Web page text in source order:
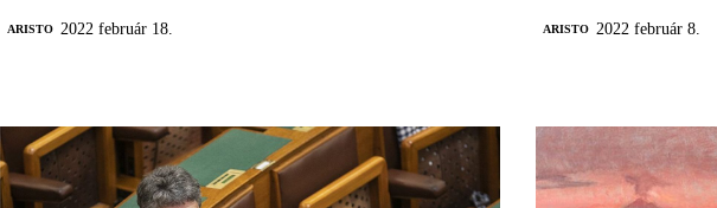
ARISTO 2022 február 18. ARISTO 2022 február 8.